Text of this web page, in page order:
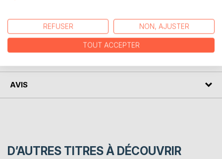
AUTEUR(S)
AVIS
D’AUTRES TITRES À DÉCOUVRIR
REFUSER NON, AJUSTER
TOUT ACCEPTER